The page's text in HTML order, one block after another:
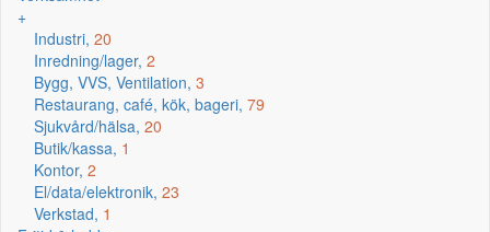
+
Industri, 20
Inredning/lager, 2
Bygg, VVS, Ventilation, 3
Restaurang, café, kök, bageri, 79
Sjukvård/hälsa, 20
Butik/kassa, 1
Kontor, 2
El/data/elektronik, 23
Verkstad, 1